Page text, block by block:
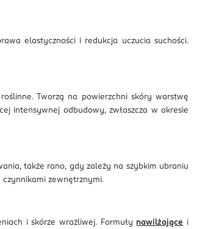
elastyczności i redukcja uczucia suchości.
Tworzą na powierzchni skóry warstwę
intensywnej odbudowy, zwłaszcza w okresie
także rano, gdy zależy na szybkim ubraniu
zewnętrznymi.
i skórze wrażliwej. Formuły nawilżające i